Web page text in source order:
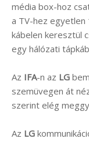
média box-hoz
a TV-hez
kábelen keresztül
egy hálózati
Az IFA-n az LG
szemüvegen át
szerint elég
Az LG